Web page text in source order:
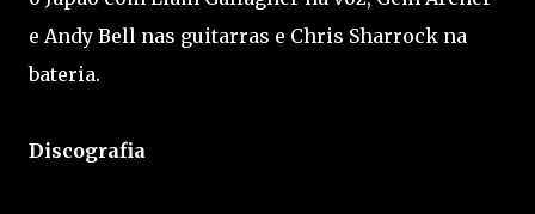
e Andy Bell nas guitarras e Chris Sharrock na
bateria.
Discografia